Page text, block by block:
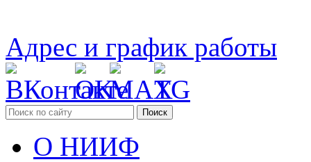
Адрес и график работы
Поиск
О НИИФ